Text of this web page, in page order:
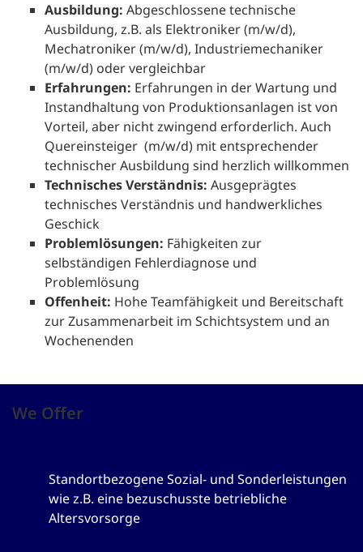
Ausbildung: Abgeschlossene technische
Ausbildung, z.B. als Elektroniker (m/w/d),
Mechatroniker (m/w/d), Industriemechaniker
(m/w/d) oder vergleichbar
Erfahrungen: Erfahrungen in der Wartung und
Instandhaltung von Produktionsanlagen ist von
Vorteil, aber nicht zwingend erforderlich. Auch
Quereinsteiger (m/w/d) mit entsprechender
technischer Ausbildung sind herzlich willkommen
Technisches Verständnis: Ausgeprägtes
technisches Verständnis und handwerkliches
Geschick
Problemlösungen: Fähigkeiten zur
selbständigen Fehlerdiagnose und
Problemlösung
Offenheit: Hohe Teamfähigkeit und Bereitschaft
zur Zusammenarbeit im Schichtsystem und an
Wochenenden
We Offer
Standortbezogene Sozial- und Sonderleistungen
wie z.B. eine bezuschusste betriebliche
Altersvorsorge